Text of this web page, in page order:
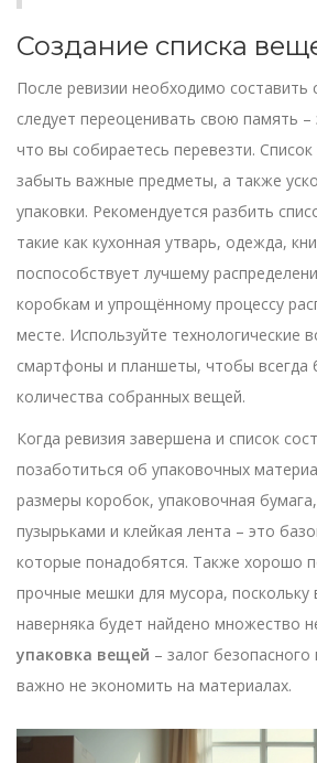
Создание списка
После ревизии необходимо составить
следует переоценивать свою память –
что вы собираетесь перевезти.
забыть важные предметы, а также
упаковки. Рекомендуется разбить
такие как кухонная утварь, одежда,
поспособствует лучшему
коробкам и упрощённому процессу
месте. Используйте технологические
смартфоны и планшеты, чтобы всегда
количества собранных вещей.
Когда ревизия завершена и список
позаботиться об упаковочных
размеры коробок, упаковочная
пузырьками и клейкая лента – это
которые понадобятся. Также хорошо
прочные мешки для мусора, поскольку
наверняка будет найдено множество
упаковка вещей – залог безопасного
важно не экономить на материалах.